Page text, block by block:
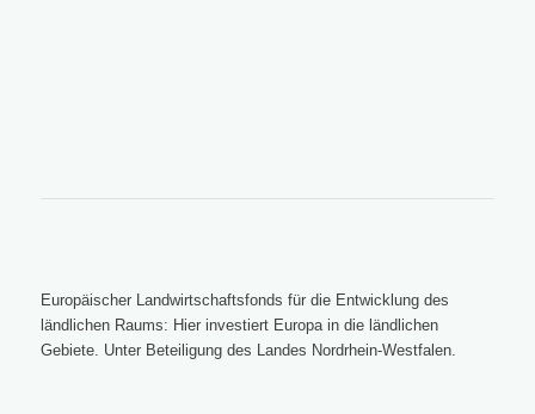
Europäischer Landwirtschaftsfonds für die Entwicklung des
ländlichen Raums: Hier investiert Europa in die ländlichen
Gebiete. Unter Beteiligung des Landes Nordrhein-Westfalen.